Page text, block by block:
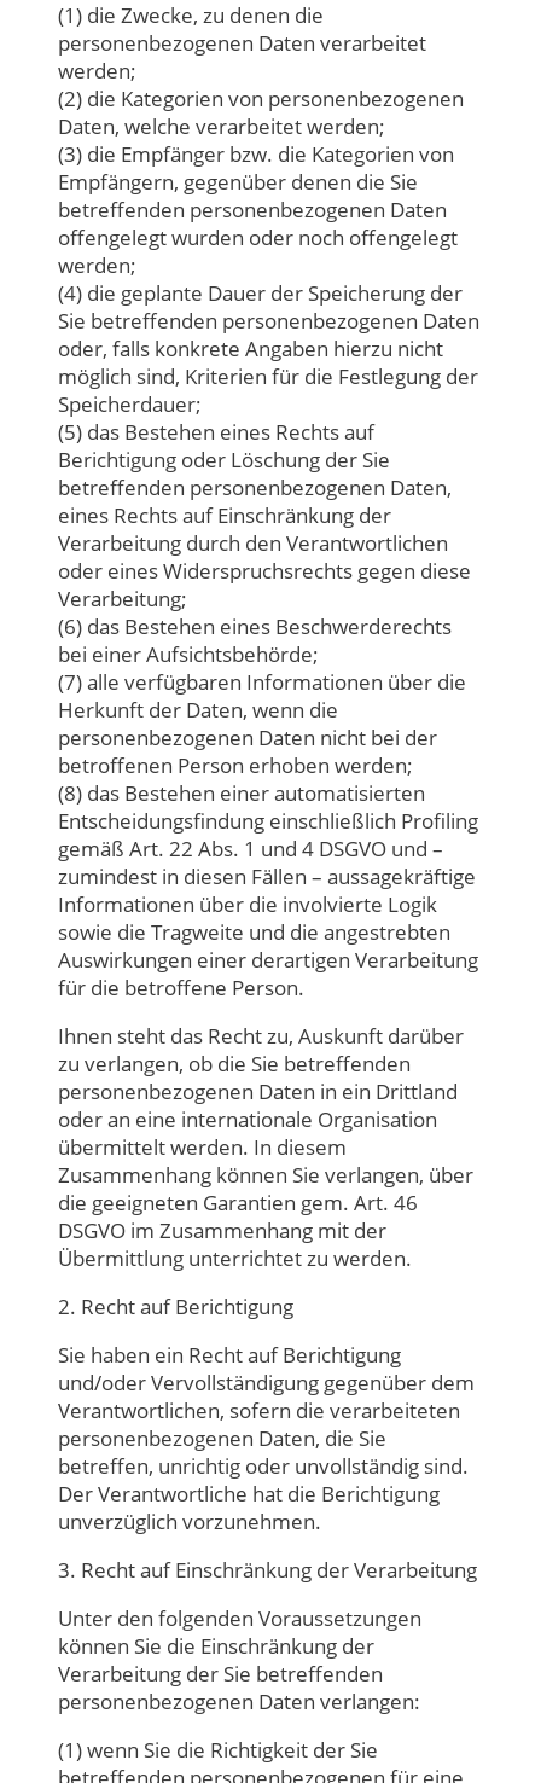
(1) die Zwecke, zu denen die
personenbezogenen Daten verarbeitet
werden;
(2) die Kategorien von personenbezogenen
Daten, welche verarbeitet werden;
(3) die Empfänger bzw. die Kategorien von
Empfängern, gegenüber denen die Sie
betreffenden personenbezogenen Daten
offengelegt wurden oder noch offengelegt
werden;
(4) die geplante Dauer der Speicherung der
Sie betreffenden personenbezogenen Daten
oder, falls konkrete Angaben hierzu nicht
möglich sind, Kriterien für die Festlegung der
Speicherdauer;
(5) das Bestehen eines Rechts auf
Berichtigung oder Löschung der Sie
betreffenden personenbezogenen Daten,
eines Rechts auf Einschränkung der
Verarbeitung durch den Verantwortlichen
oder eines Widerspruchsrechts gegen diese
Verarbeitung;
(6) das Bestehen eines Beschwerderechts
bei einer Aufsichtsbehörde;
(7) alle verfügbaren Informationen über die
Herkunft der Daten, wenn die
personenbezogenen Daten nicht bei der
betroffenen Person erhoben werden;
(8) das Bestehen einer automatisierten
Entscheidungsfindung einschließlich Profiling
gemäß Art. 22 Abs. 1 und 4 DSGVO und –
zumindest in diesen Fällen – aussagekräftige
Informationen über die involvierte Logik
sowie die Tragweite und die angestrebten
Auswirkungen einer derartigen Verarbeitung
für die betroffene Person.
Ihnen steht das Recht zu, Auskunft darüber
zu verlangen, ob die Sie betreffenden
personenbezogenen Daten in ein Drittland
oder an eine internationale Organisation
übermittelt werden. In diesem
Zusammenhang können Sie verlangen, über
die geeigneten Garantien gem. Art. 46
DSGVO im Zusammenhang mit der
Übermittlung unterrichtet zu werden.
2. Recht auf Berichtigung
Sie haben ein Recht auf Berichtigung
und/oder Vervollständigung gegenüber dem
Verantwortlichen, sofern die verarbeiteten
personenbezogenen Daten, die Sie
betreffen, unrichtig oder unvollständig sind.
Der Verantwortliche hat die Berichtigung
unverzüglich vorzunehmen.
3. Recht auf Einschränkung der Verarbeitung
Unter den folgenden Voraussetzungen
können Sie die Einschränkung der
Verarbeitung der Sie betreffenden
personenbezogenen Daten verlangen:
(1) wenn Sie die Richtigkeit der Sie